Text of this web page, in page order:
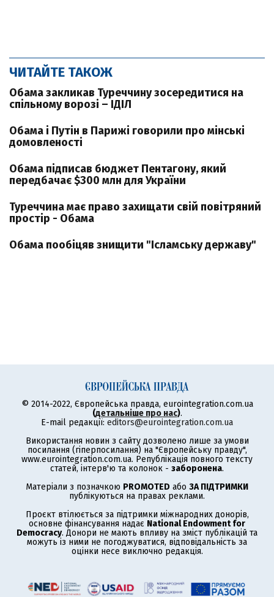
ЧИТАЙТЕ ТАКОЖ
Обама закликав Туреччину зосередитися на
спільному ворозі – ІДІЛ
Обама і Путін в Парижі говорили про мінські
домовленості
Обама підписав бюджет Пентагону, який
передбачає $300 млн для України
Туреччина має право захищати свій повітряний
простір - Обама
Обама пообіцяв знищити "Ісламську державу"
© 2014-2022, Європейська правда, eurointegration.com.ua
(детальніше про нас).
E-mail редакції: editors@eurointegration.com.ua
Використання новин з сайту дозволено лише за умови
посилання (гіперпосилання) на "Європейську правду",
www.eurointegration.com.ua. Републікація повного тексту
статей, інтерв'ю та колонок - заборонена.
Матеріали з позначкою PROMOTED або ЗА ПІДТРИМКИ
публікуються на правах реклами.
Проєкт втілюється за підтримки міжнародних донорів,
основне фінансування надає National Endowment for
Democracy. Донори не мають впливу на зміст публікацій та
можуть із ними не погоджуватися, відповідальність за
оцінки несе виключно редакція.